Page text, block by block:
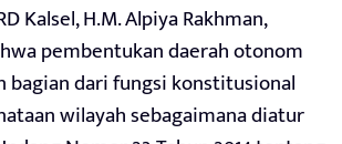
Kalsel, H.M. Alpiya Rakhman,
pembentukan daerah otonom
bagian dari fungsi konstitusional
wilayah sebagaimana diatur